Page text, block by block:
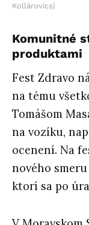
Kollárovics)
Komunitné
produktami
Fest Zdravo
na tému
Tomášom
na vozíku,
ocenení. Na
nového
ktorí sa po